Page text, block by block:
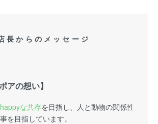
長からのメッセージ
アの想い】
な共存を目指し、人と動物の関係性
を目指しています。